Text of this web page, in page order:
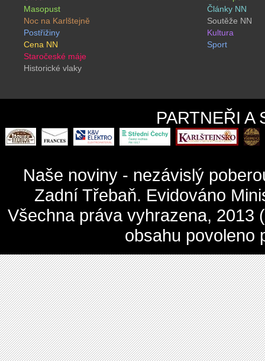
Masopust
Noc na Karlštejně
Postřižiny
Cena NN
Staročeské máje
Historické vlaky
Články NN
Soutěže NN
Kultura
Sport
PARTNEŘI A
Naše noviny - nezávislý
Zadní Třebaň. Evidováno
Všechna práva vyhrazena,
obsahu povoleno